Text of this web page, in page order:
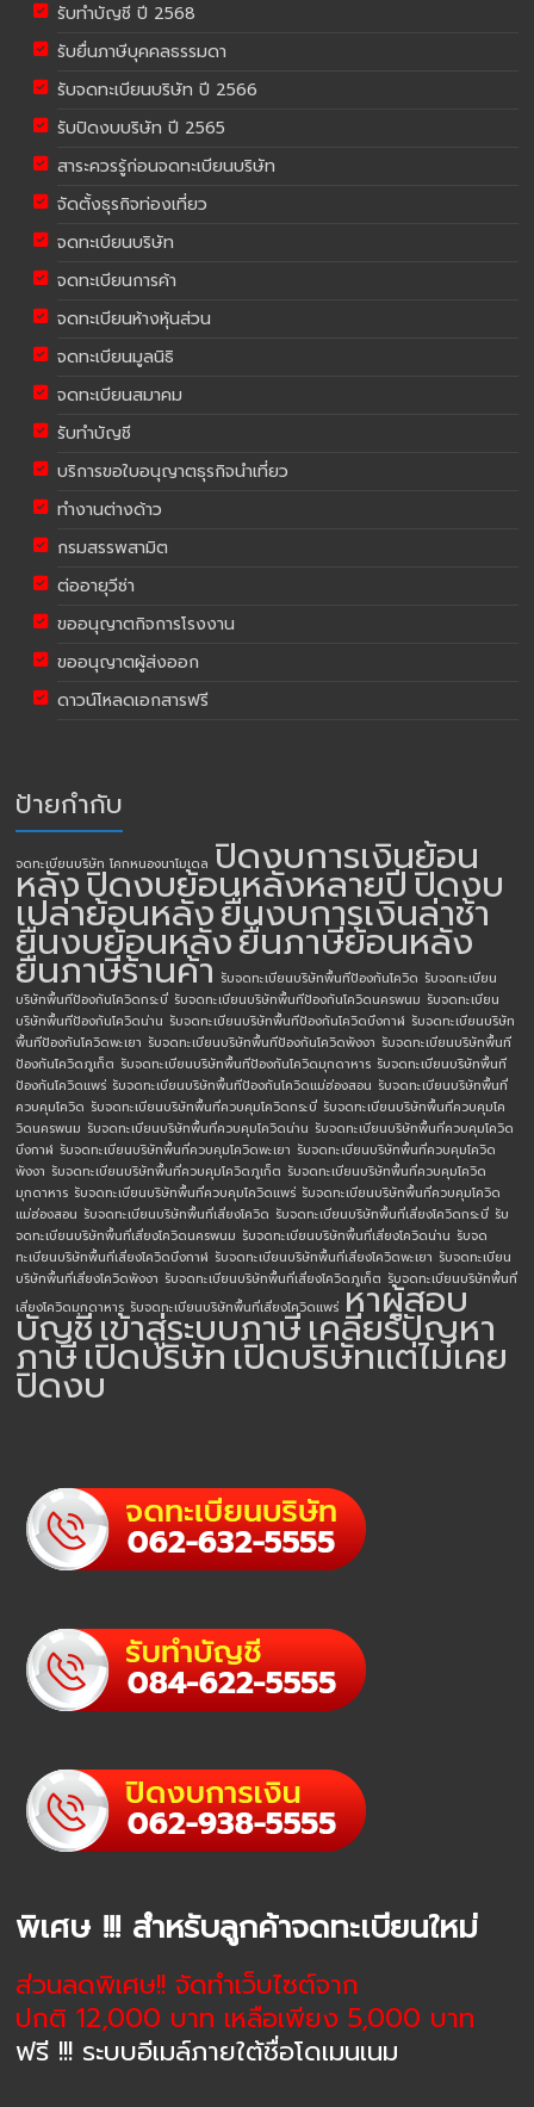
รับทำบัญชี ปี 2568
รับยื่นภาษีบุคคลธรรมดา
รับจดทะเบียนบริษัท ปี 2566
รับปิดงบบริษัท ปี 2565
สาระควรรู้ก่อนจดทะเบียนบริษัท
จัดตั้งธุรกิจท่องเที่ยว
จดทะเบียนบริษัท
จดทะเบียนการค้า
จดทะเบียนห้างหุ้นส่วน
จดทะเบียนมูลนิธิ
จดทะเบียนสมาคม
รับทำบัญชี
บริการขอใบอนุญาตธุรกิจนำเที่ยว
ทำงานต่างด้าว
กรมสรรพสามิต
ต่ออายุวีซ่า
ขออนุญาตกิจการโรงงาน
ขออนุญาตผู้ส่งออก
ดาวน์โหลดเอกสารฟรี
ป้ายกำกับ
จดทะเบียนบริษัท โคกหนองนาโมเดล ปิดงบการเงินย้อน
หลังปิดงบย้อนหลังหลายปีปิดงบ
เปล่าย้อนหลังยื่นงบการเงินล่าช้า
ยื่นงบย้อนหลังยื่นภาษีย้อนหลัง
ยื่นภาษีร้านค้า รับจดทะเบียนบริษัทพื้นทีป้องกันโควิด รับจดทะเบียน
บริษัทพื้นทีป้องกันโควิดกระบี่ รับจดทะเบียนบริษัทพื้นทีป้องกันโควิดนครพนม รับจดทะเบียน
บริษัทพื้นทีป้องกันโควิดน่าน รับจดทะเบียนบริษัทพื้นทีป้องกันโควิดบึงกาฬ รับจดทะเบียนบริษัท
พื้นทีป้องกันโควิดพะเยา รับจดทะเบียนบริษัทพื้นทีป้องกันโควิดพังงา รับจดทะเบียนบริษัทพื้นที
ป้องกันโควิดภูเก็ต รับจดทะเบียนบริษัทพื้นทีป้องกันโควิดมุกดาหาร รับจดทะเบียนบริษัทพื้นที
ป้องกันโควิดแพร่ รับจดทะเบียนบริษัทพื้นทีป้องกันโควิดแม่ฮ่องสอน รับจดทะเบียนบริษัทพื้นที่
ควบคุมโควิด รับจดทะเบียนบริษัทพื้นที่ควบคุมโควิดกระบี่ รับจดทะเบียนบริษัทพื้นที่ควบคุมโค
วิดนครพนม รับจดทะเบียนบริษัทพื้นที่ควบคุมโควิดน่าน รับจดทะเบียนบริษัทพื้นที่ควบคุมโควิด
บึงกาฬ รับจดทะเบียนบริษัทพื้นที่ควบคุมโควิดพะเยา รับจดทะเบียนบริษัทพื้นที่ควบคุมโควิด
พังงา รับจดทะเบียนบริษัทพื้นที่ควบคุมโควิดภูเก็ต รับจดทะเบียนบริษัทพื้นที่ควบคุมโควิด
มุกดาหาร รับจดทะเบียนบริษัทพื้นที่ควบคุมโควิดแพร่ รับจดทะเบียนบริษัทพื้นที่ควบคุมโควิด
แม่ฮ่องสอน รับจดทะเบียนบริษัทพื้นที่เสี่ยงโควิด รับจดทะเบียนบริษัทพื้นที่เสี่ยงโควิดกระบี่ รับ
จดทะเบียนบริษัทพื้นที่เสี่ยงโควิดนครพนม รับจดทะเบียนบริษัทพื้นที่เสี่ยงโควิดน่าน รับจด
ทะเบียนบริษัทพื้นที่เสี่ยงโควิดบึงกาฬ รับจดทะเบียนบริษัทพื้นที่เสี่ยงโควิดพะเยา รับจดทะเบียน
บริษัทพื้นที่เสี่ยงโควิดพังงา รับจดทะเบียนบริษัทพื้นที่เสี่ยงโควิดภูเก็ต รับจดทะเบียนบริษัทพื้นที่
เสี่ยงโควิดมุกดาหาร รับจดทะเบียนบริษัทพื้นที่เสี่ยงโควิดแพร่ หาผู้สอบ
บัญชีเข้าสู่ระบบภาษีเคลียร์ปัญหา
ภาษีเปิดบริษัทเปิดบริษัทแต่ไม่เคย
ปิดงบ
พิเศษ !!! สำหรับลูกค้าจดทะเบียนใหม่
ส่วนลดพิเศษ!! จัดทำเว็บไซต์จาก
ปกติ 12,000 บาท เหลือเพียง 5,000 บาท
ฟรี !!! ระบบอีเมล์ภายใต้ชื่อโดเมนเนม